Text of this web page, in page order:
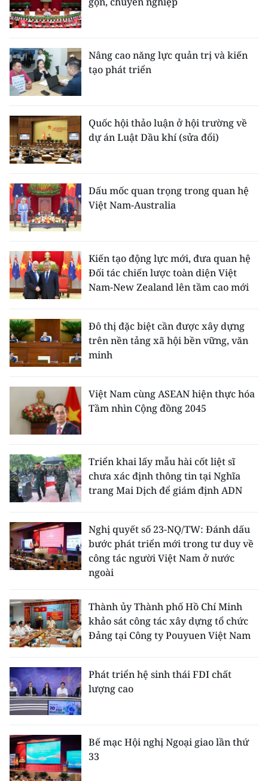
Nâng cao năng lực quản trị và kiến
tạo phát triển
Quốc hội thảo luận ở hội trường về
dự án Luật Dầu khí (sửa đổi)
Dấu mốc quan trọng trong quan hệ
Việt Nam-Australia
Kiến tạo động lực mới, đưa quan hệ
Đối tác chiến lược toàn diện Việt
Nam-New Zealand lên tầm cao mới
Đô thị đặc biệt cần được xây dựng
trên nền tảng xã hội bền vững, văn
minh
Việt Nam cùng ASEAN hiện thực hóa
Tầm nhìn Cộng đồng 2045
Triển khai lấy mẫu hài cốt liệt sĩ
chưa xác định thông tin tại Nghĩa
trang Mai Dịch để giám định ADN
Nghị quyết số 23-NQ/TW: Đánh dấu
bước phát triển mới trong tư duy về
công tác người Việt Nam ở nước
ngoài
Thành ủy Thành phố Hồ Chí Minh
khảo sát công tác xây dựng tổ chức
Đảng tại Công ty Pouyuen Việt Nam
Phát triển hệ sinh thái FDI chất
lượng cao
Bế mạc Hội nghị Ngoại giao lần thứ
33